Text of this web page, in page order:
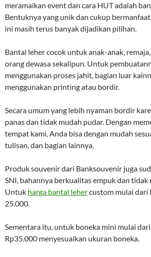
meramaikan event dan cara HUT adalah
Bentuknya yang unik dan cukup
ini masih terus banyak dijadikan pilihan.
Bantal leher cocok untuk anak-anak,
orang dewasa sekalipun. Untuk
menggunakan proses jahit, bagian luar
menggunakan printing atau bordir.
Secara umum yang lebih nyaman bordir
panas dan tidak mudah pudar. Dengan
tempat kami, Anda bisa dengan mudah
tulisan, dan bagian lainnya.
Produk souvenir dari Banksouvenir juga
SNI, bahannya berkualitas empuk dan tidak
Untuk harga bantal lehercustom mulai dari
25.000.
Sementara itu, untuk boneka mini mulai
Rp35.000 menyesuaikan ukuran boneka.